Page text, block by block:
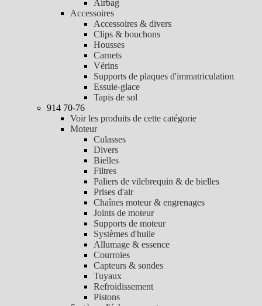
Airbag
Accessoires
Accessoires & divers
Clips & bouchons
Housses
Carnets
Vérins
Supports de plaques d'immatriculation
Essuie-glace
Tapis de sol
914 70-76
Voir les produits de cette catégorie
Moteur
Culasses
Divers
Bielles
Filtres
Paliers de vilebrequin & de bielles
Prises d'air
Chaînes moteur & engrenages
Joints de moteur
Supports de moteur
Systèmes d'huile
Allumage & essence
Courroies
Capteurs & sondes
Tuyaux
Refroidissement
Pistons